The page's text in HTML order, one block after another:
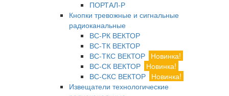
ПОРТАЛ-Р
Кнопки тревожные и сигнальные
радиоканальные
ВС-РК ВЕКТОР
ВС-ТК ВЕКТОР
ВС-ТКС ВЕКТОР Новинка!
ВС-СК ВЕКТОР Новинка!
ВС-СКС ВЕКТОР Новинка!
Извещатели технологические